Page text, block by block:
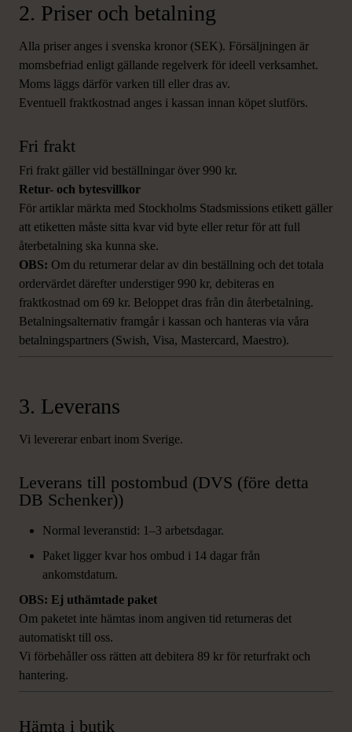
2. Priser och betalning
Alla priser anges i svenska kronor (SEK). Försäljningen är
momsbefriad enligt gällande regelverk för ideell verksamhet.
Moms läggs därför varken till eller dras av.
Eventuell fraktkostnad anges i kassan innan köpet slutförs.
Fri frakt
Fri frakt gäller vid beställningar över 990 kr.
Retur- och bytesvillkor
För artiklar märkta med Stockholms Stadsmissions etikett gäller
att etiketten måste sitta kvar vid byte eller retur för att full
återbetalning ska kunna ske.
OBS: Om du returnerar delar av din beställning och det totala
ordervärdet därefter understiger 990 kr, debiteras en
fraktkostnad om 69 kr. Beloppet dras från din återbetalning.
Betalningsalternativ framgår i kassan och hanteras via våra
betalningspartners (Swish, Visa, Mastercard, Maestro).
3. Leverans
Vi levererar enbart inom Sverige.
Leverans till postombud (DVS (före detta
DB Schenker))
Normal leveranstid: 1–3 arbetsdagar.
Paket ligger kvar hos ombud i 14 dagar från
ankomstdatum.
OBS: Ej uthämtade paket
Om paketet inte hämtas inom angiven tid returneras det
automatiskt till oss.
Vi förbehåller oss rätten att debitera 89 kr för returfrakt och
hantering.
Hämta i butik